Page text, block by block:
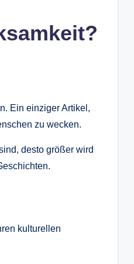
Ein einziger Artikel,
zu wecken.
desto größer wird
kulturellen